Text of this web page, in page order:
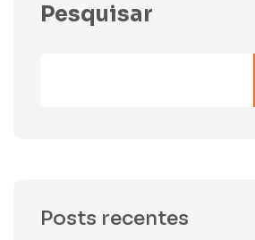
Pesquisar
Posts recentes